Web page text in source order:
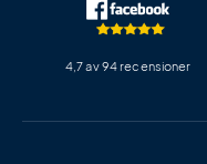
4,7 av 94 recensioner